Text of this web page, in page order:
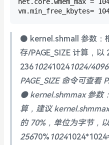
net.core.wmem_max =
vm.min_free_kbytes=
⚫ kernel.shmall 参数：
存/PAGE_SIZE 计算，以
236102410241024/
PAGE_SIZE 命令可查看
⚫ kernel.shmmax 参数
算，建议
的 70%，单位为字节，
25670% 1024